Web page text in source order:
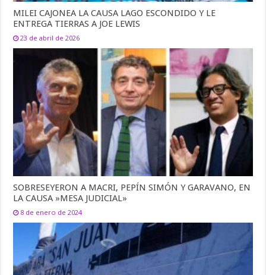
MILEI CAJONEA LA CAUSA LAGO ESCONDIDO Y LE
ENTREGA TIERRAS A JOE LEWIS
23 de abril de 2026
SOBRESEYERON A MACRI, PEPÍN SIMÓN Y GARAVANO, EN
LA CAUSA »MESA JUDICIAL»
8 de enero de 2024